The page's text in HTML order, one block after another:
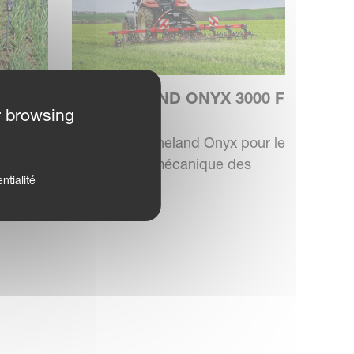
pour
KVERNELAND ONYX 3000 F
BINEUSE
Bineuse Kverneland Onyx pour le
désherbage mécanique des
browsing